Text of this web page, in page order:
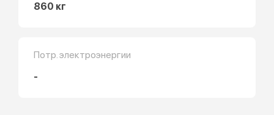
860 кг
Потр. электроэнергии
-